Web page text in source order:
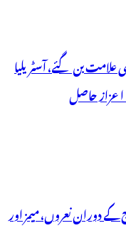
علامت بن گئے، آسٹریلیا
اعزاز حاصل
دوران نعروں، میمز اور